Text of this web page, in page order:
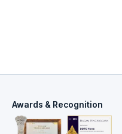
Awards & Recognition